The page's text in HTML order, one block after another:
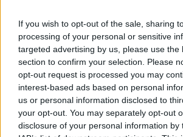
If you wish to opt-out of the sale, sharing
processing of your personal or sensitive
targeted advertising by us, please use the
section to confirm your selection. Please
opt-out request is processed you may
interest-based ads based on personal
us or personal information disclosed to
your opt-out. You may separately opt-out
disclosure of your personal information by